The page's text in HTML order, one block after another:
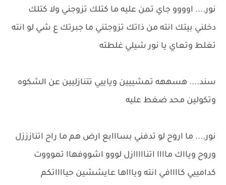
نور.... اوووو جاي تمن عليه ما كتلك تزوجني ولا كتلك
دخلني بيتك انته من ذاتك تزوجتني ما جبرتك ع شي لو انته
تغلط وتعاي يا نور شيلي غلطته
سند.... هسههه تمشييين وياييي تتنازليين عن الشكوه
وتكولين محد ضغط عليه
نور.... ما اروح لو تدفني بسااابع ارض هم ما راح اتنازززل
وروح ويااك ماااا اتنااااازل لووو اشووفهاا تموووت
كدامييي كاااافي انته وياااها عايششين حيااااتكم